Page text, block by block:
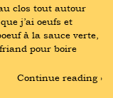
clos tout autour
j’ai oeufs et
à la sauce verte,
pour boire
Continue reading ›